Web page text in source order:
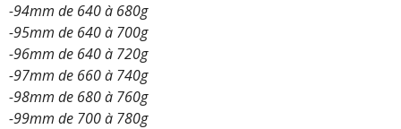
-94mm de 640 à 680g
-95mm de 640 à 700g
-96mm de 640 à 720g
-97mm de 660 à 740g
-98mm de 680 à 760g
-99mm de 700 à 780g